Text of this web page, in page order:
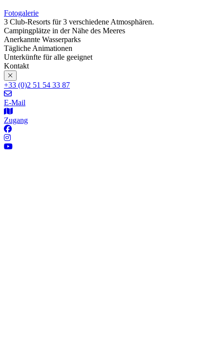
Fotogalerie
3 Club-Resorts für 3 verschiedene Atmosphären.
Campingplätze in der Nähe des Meeres
Anerkannte Wasserparks
Tägliche Animationen
Unterkünfte für alle geeignet
Kontakt
+33 (0)2 51 54 33 87
E-Mail
Zugang